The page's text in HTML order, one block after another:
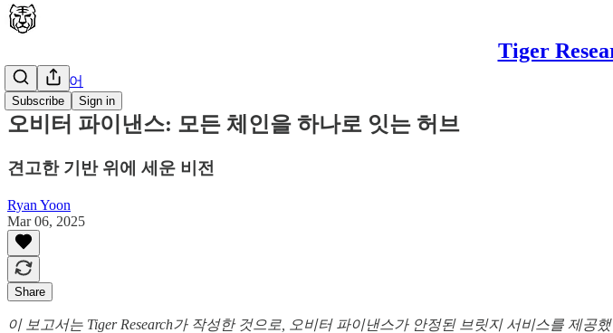
Tiger
Subscribe Sign in
🇰🇷 한국어
오비터 파이낸스: 모든 체인을 하나로 잇는 허브
견고한 기반 위에 세운 비전
Ryan Yoon
Mar 06, 2025
Share
이 보고서는 Tiger Research가 작성한 것으로, 오비터 파이낸스가 안정된 브릿지 서비스를 제